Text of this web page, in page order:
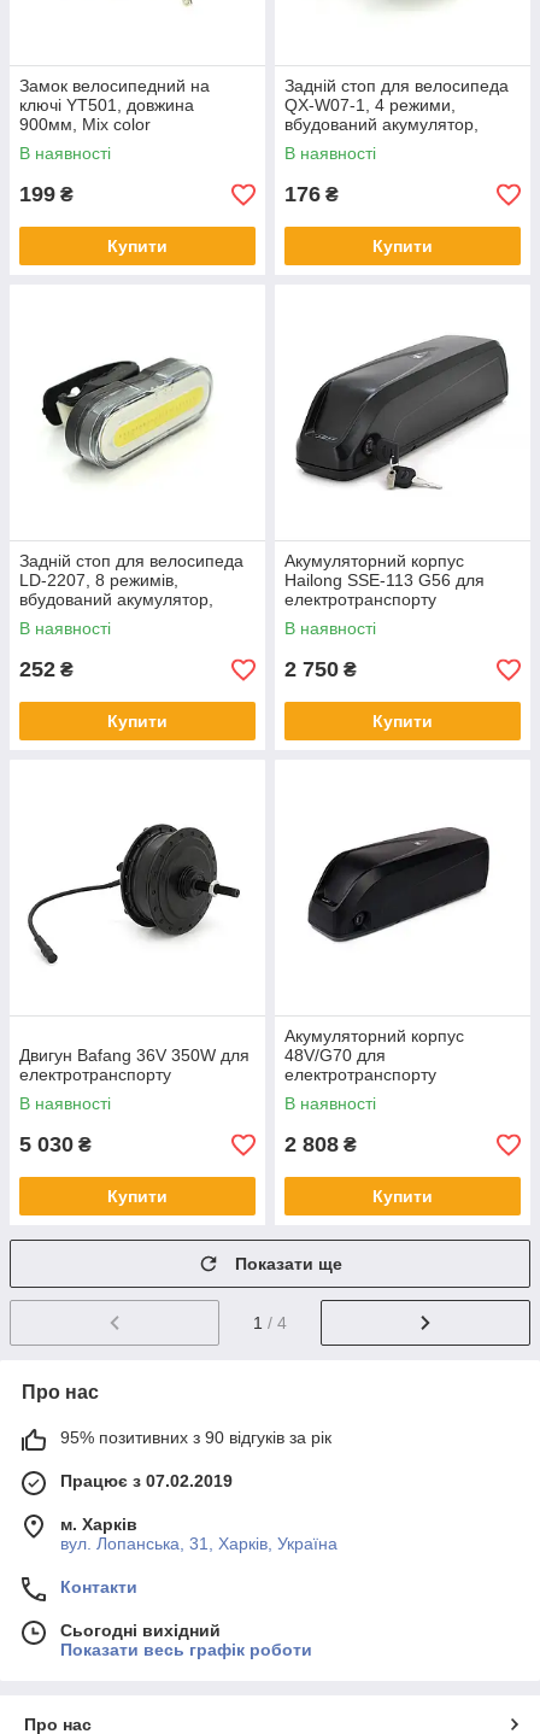
Замок велосипедний на
ключі YT501, довжина
900мм, Mix color
В наявності
199 ₴
Купити
Задній стоп для велосипеда
QX-W07-1, 4 режими,
вбудований акумулятор,
кабель USB, Mix color, Box
В наявності
176 ₴
Купити
Задній стоп для велосипеда
LD-2207, 8 режимів,
вбудований акумулятор,
кабель USB, Red/White, Box
В наявності
252 ₴
Купити
Акумуляторний корпус
Hailong SSE-113 G56 для
електротранспорту
В наявності
2 750 ₴
Купити
Двигун Bafang 36V 350W для
електротранспорту
В наявності
5 030 ₴
Купити
Акумуляторний корпус
48V/G70 для
електротранспорту
В наявності
2 808 ₴
Купити
Показати ще
1 / 4
Про нас
95% позитивних з 90 відгуків за рік
Працює з 07.02.2019
м. Харків
вул. Лопанська, 31, Харків, Україна
Контакти
Сьогодні вихідний
Показати весь графік роботи
Про нас